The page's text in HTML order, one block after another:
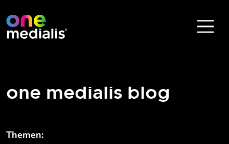
one medialis blog
Themen: